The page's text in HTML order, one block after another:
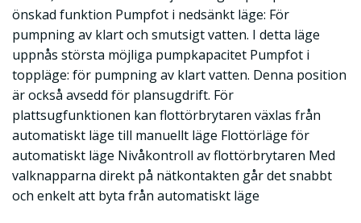
önskad funktion Pumpfot i nedsänkt läge: För
pumpning av klart och smutsigt vatten. I detta läge
uppnås största möjliga pumpkapacitet Pumpfot i
toppläge: för pumpning av klart vatten. Denna position
är också avsedd för plansugdrift. För
plattsugfunktionen kan flottörbrytaren växlas från
automatiskt läge till manuellt läge Flottörläge för
automatiskt läge Nivåkontroll av flottörbrytaren Med
valknapparna direkt på nätkontakten går det snabbt
och enkelt att byta från automatiskt läge